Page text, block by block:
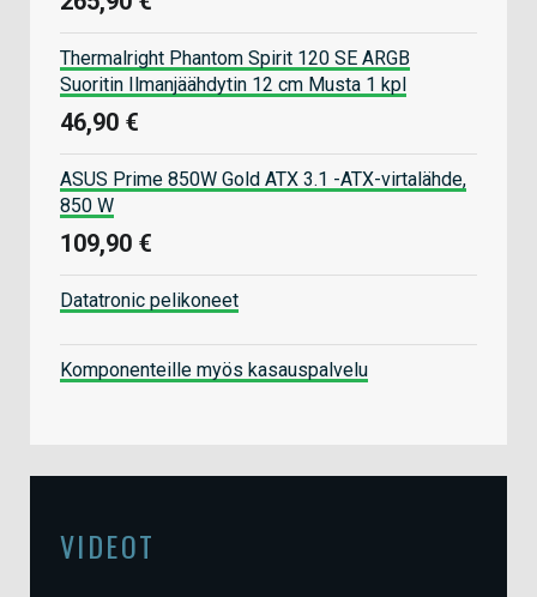
Thermalright Phantom Spirit 120 SE ARGB
Suoritin Ilmanjäähdytin 12 cm Musta 1 kpl
46,90 €
ASUS Prime 850W Gold ATX 3.1 -ATX-virtalähde,
850 W
109,90 €
Datatronic pelikoneet
Komponenteille myös kasauspalvelu
VIDEOT